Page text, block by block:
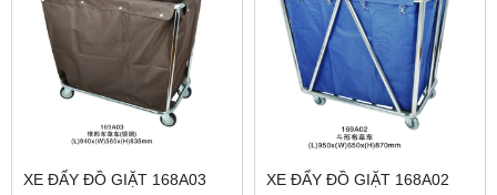
XE ĐẨY ĐỒ GIẶT 168A03 XE ĐẨY ĐỒ GIẶT 168A02